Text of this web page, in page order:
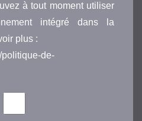
à tout moment utiliser
intégré dans la
plus :
politique-de-